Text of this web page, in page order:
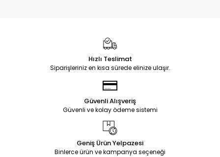
Hızlı Teslimat
Siparişleriniz en kısa sürede elinize ulaşır.
Güvenli Alışveriş
Güvenli ve kolay ödeme sistemi
Geniş Ürün Yelpazesi
Binlerce ürün ve kampanya seçeneği